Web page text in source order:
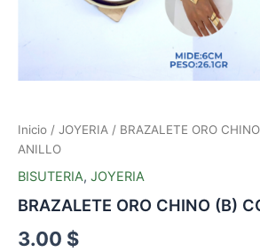
Inicio / JOYERIA / BRAZALETE ORO
ANILLO
BISUTERIA, JOYERIA
BRAZALETE ORO CHINO (B)
3.00 $